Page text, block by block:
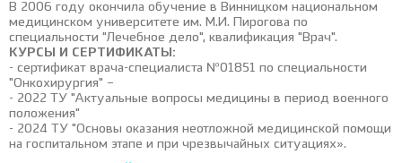
В 2006 году окончила обучение в Винницком национальном
медицинском университете им. М.И. Пирогова по
специальности "Лечебное дело", квалификация "Врач".
КУРСЫ И СЕРТИФИКАТЫ:
- сертификат врача-специалиста №01851 по специальности
"Онкохирургия" –
- 2022 ТУ "Актуальные вопросы медицины в период военного
положения"
- 2024 ТУ "Основы оказания неотложной медицинской помощи
на госпитальном этапе и при чрезвычайных ситуациях».